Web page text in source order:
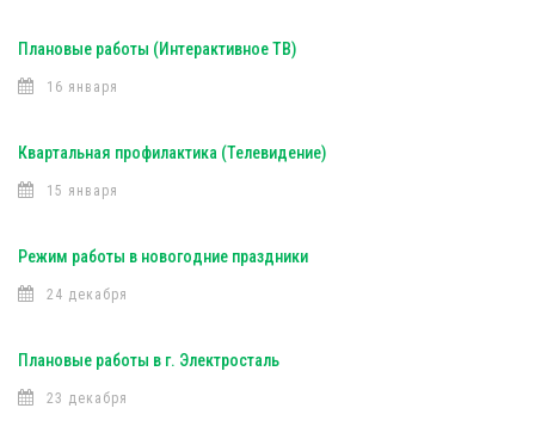
Плановые работы (Интерактивное ТВ)
16 января
Квартальная профилактика (Телевидение)
15 января
Режим работы в новогодние праздники
24 декабря
Плановые работы в г. Электросталь
23 декабря